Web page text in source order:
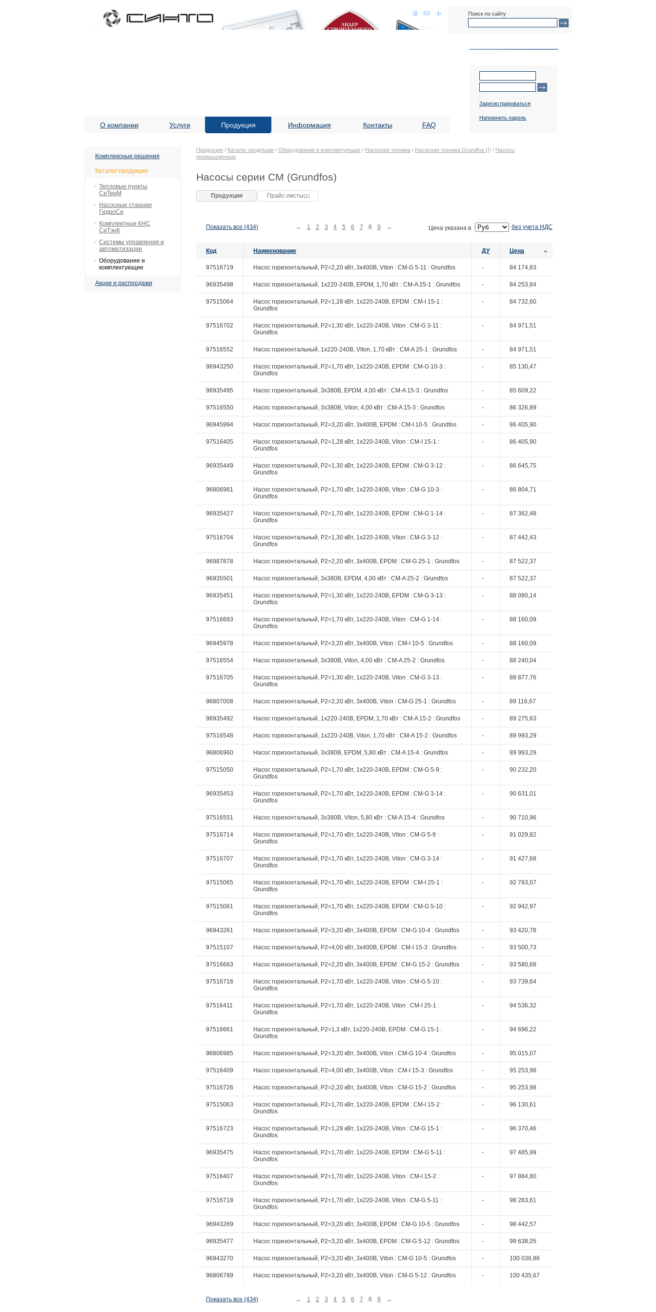
Поиск по сайту
О компании Услуги Продукция Информация Контакты FAQ
Зарегистрироваться
Напомнить пароль
Комплексные решения
Каталог продукции
Тепловые пункты
СиТерМ
Насосные станции
ГидроСи
Комплектные КНС
СиТэнК
Системы управления и
автоматизации
Оборудование и
комплектующие
Акции и распродажи
Продукция / Каталог продукции / Оборудование и комплектующие / Насосная техника / Насосная техника Grundfos (!) / Насосы
промышленные
Насосы серии CM (Grundfos)
Продукция Прайс-листы(1)
Показать все (434) без учета НДС
Цена указана в
← 1 2 3 4 5 6 7 8 9 →
Код Наименование ДУ Цена
97516719 Насос горизонтальный, P2=2,20 кВт, 3х400В, Viton : CM-G 5-11 : Grundfos - 84 174,83
96935498 Насос горизонтальный, 1х220-240В, EPDM, 1,70 кВт : CM-A 25-1 : Grundfos - 84 253,84
97515064
Насос горизонтальный, P2=1,28 кВт, 1х220-240В, EPDM : CM-I 15-1 :
Grundfos
- 84 732,60
97516702
Насос горизонтальный, P2=1,30 кВт, 1х220-240В, Viton : CM-G 3-11 :
Grundfos
- 84 971,51
97516552 Насос горизонтальный, 1х220-240В, Viton, 1,70 кВт : CM-A 25-1 : Grundfos - 84 971,51
96943250
Насос горизонтальный, P2=1,70 кВт, 1х220-240В, EPDM : CM-G 10-3 :
Grundfos
- 85 130,47
96935495 Насос горизонтальный, 3х380В, EPDM, 4,00 кВт : CM-A 15-3 : Grundfos - 85 609,22
97516550 Насос горизонтальный, 3х380В, Viton, 4,00 кВт : CM-A 15-3 : Grundfos - 86 326,89
96945994 Насос горизонтальный, P2=3,20 кВт, 3х400В, EPDM : CM-I 10-5 : Grundfos - 86 405,90
97516405
Насос горизонтальный, P2=1,28 кВт, 1х220-240В, Viton : CM-I 15-1 :
Grundfos
- 86 405,90
96935449
Насос горизонтальный, P2=1,30 кВт, 1х220-240В, EPDM : CM-G 3-12 :
Grundfos
- 86 645,75
96806981
Насос горизонтальный, P2=1,70 кВт, 1х220-240В, Viton : CM-G 10-3 :
Grundfos
- 86 804,71
96935427
Насос горизонтальный, P2=1,70 кВт, 1х220-240В, EPDM : CM-G 1-14 :
Grundfos
- 87 362,48
97516704
Насос горизонтальный, P2=1,30 кВт, 1х220-240В, Viton : CM-G 3-12 :
Grundfos
- 87 442,43
96987878 Насос горизонтальный, P2=2,20 кВт, 3х400В, EPDM : CM-G 25-1 : Grundfos - 87 522,37
96935501 Насос горизонтальный, 3х380В, EPDM, 4,00 кВт : CM-A 25-2 : Grundfos - 87 522,37
96935451
Насос горизонтальный, P2=1,30 кВт, 1х220-240В, EPDM : CM-G 3-13 :
Grundfos
- 88 080,14
97516693
Насос горизонтальный, P2=1,70 кВт, 1х220-240В, Viton : CM-G 1-14 :
Grundfos
- 88 160,09
96945978 Насос горизонтальный, P2=3,20 кВт, 3х400В, Viton : CM-I 10-5 : Grundfos - 88 160,09
97516554 Насос горизонтальный, 3х380В, Viton, 4,00 кВт : CM-A 25-2 : Grundfos - 88 240,04
97516705
Насос горизонтальный, P2=1,30 кВт, 1х220-240В, Viton : CM-G 3-13 :
Grundfos
- 88 877,76
96807008 Насос горизонтальный, P2=2,20 кВт, 3х400В, Viton : CM-G 25-1 : Grundfos - 89 116,67
96935492 Насос горизонтальный, 1х220-240В, EPDM, 1,70 кВт : CM-A 15-2 : Grundfos - 89 275,63
97516548 Насос горизонтальный, 1х220-240В, Viton, 1,70 кВт : CM-A 15-2 : Grundfos - 89 993,29
96806960 Насос горизонтальный, 3х380В, EPDM, 5,80 кВт : CM-A 15-4 : Grundfos - 89 993,29
97515050
Насос горизонтальный, P2=1,70 кВт, 1х220-240В, EPDM : CM-G 5-9 :
Grundfos
- 90 232,20
96935453
Насос горизонтальный, P2=1,70 кВт, 1х220-240В, EPDM : CM-G 3-14 :
Grundfos
- 90 631,01
97516551 Насос горизонтальный, 3х380В, Viton, 5,80 кВт : CM-A 15-4 : Grundfos - 90 710,96
97516714
Насос горизонтальный, P2=1,70 кВт, 1х220-240В, Viton : CM-G 5-9 :
Grundfos
- 91 029,82
97516707
Насос горизонтальный, P2=1,70 кВт, 1х220-240В, Viton : CM-G 3-14 :
Grundfos
- 91 427,68
97515065
Насос горизонтальный, P2=1,70 кВт, 1х220-240В, EPDM : CM-I 25-1 :
Grundfos
- 92 783,07
97515061
Насос горизонтальный, P2=1,70 кВт, 1х220-240В, EPDM : CM-G 5-10 :
Grundfos
- 92 942,97
96943261 Насос горизонтальный, P2=3,20 кВт, 3х400В, EPDM : CM-G 10-4 : Grundfos - 93 420,78
97515107 Насос горизонтальный, P2=4,00 кВт, 3х400В, EPDM : CM-I 15-3 : Grundfos - 93 500,73
97516663 Насос горизонтальный, P2=2,20 кВт, 3х400В, EPDM : CM-G 15-2 : Grundfos - 93 580,68
97516716
Насос горизонтальный, P2=1,70 кВт, 1х220-240В, Viton : CM-G 5-10 :
Grundfos
- 93 739,64
97516411
Насос горизонтальный, P2=1,70 кВт, 1х220-240В, Viton : CM-I 25-1 :
Grundfos
- 94 536,32
97516661
Насос горизонтальный, P2=1,3 кВт, 1х220-240В, EPDM : CM-G 15-1 :
Grundfos
- 94 696,22
96806985 Насос горизонтальный, P2=3,20 кВт, 3х400В, Viton : CM-G 10-4 : Grundfos - 95 015,07
97516409 Насос горизонтальный, P2=4,00 кВт, 3х400В, Viton : CM-I 15-3 : Grundfos - 95 253,98
97516726 Насос горизонтальный, P2=2,20 кВт, 3х400В, Viton : CM-G 15-2 : Grundfos - 95 253,98
97515063
Насос горизонтальный, P2=1,70 кВт, 1х220-240В, EPDM : CM-I 15-2 :
Grundfos
- 96 130,61
97516723
Насос горизонтальный, P2=1,28 кВт, 1х220-240В, Viton : CM-G 15-1 :
Grundfos
- 96 370,46
96935475
Насос горизонтальный, P2=1,70 кВт, 1х220-240В, EPDM : CM-G 5-11 :
Grundfos
- 97 485,99
97516407
Насос горизонтальный, P2=1,70 кВт, 1х220-240В, Viton : CM-I 15-2 :
Grundfos
- 97 884,80
97516718
Насос горизонтальный, P2=1,70 кВт, 1х220-240В, Viton : CM-G 5-11 :
Grundfos
- 98 283,61
96943269 Насос горизонтальный, P2=3,20 кВт, 3х400В, EPDM : CM-G 10-5 : Grundfos - 98 442,57
96935477 Насос горизонтальный, P2=3,20 кВт, 3х400В, EPDM : CM-G 5-12 : Grundfos - 99 638,05
96943270 Насос горизонтальный, P2=3,20 кВт, 3х400В, Viton : CM-G 10-5 : Grundfos - 100 036,86
96806789 Насос горизонтальный, P2=3,20 кВт, 3х400В, Viton : CM-G 5-12 : Grundfos - 100 435,67
Показать все (434) ← 1 2 3 4 5 6 7 8 9 →